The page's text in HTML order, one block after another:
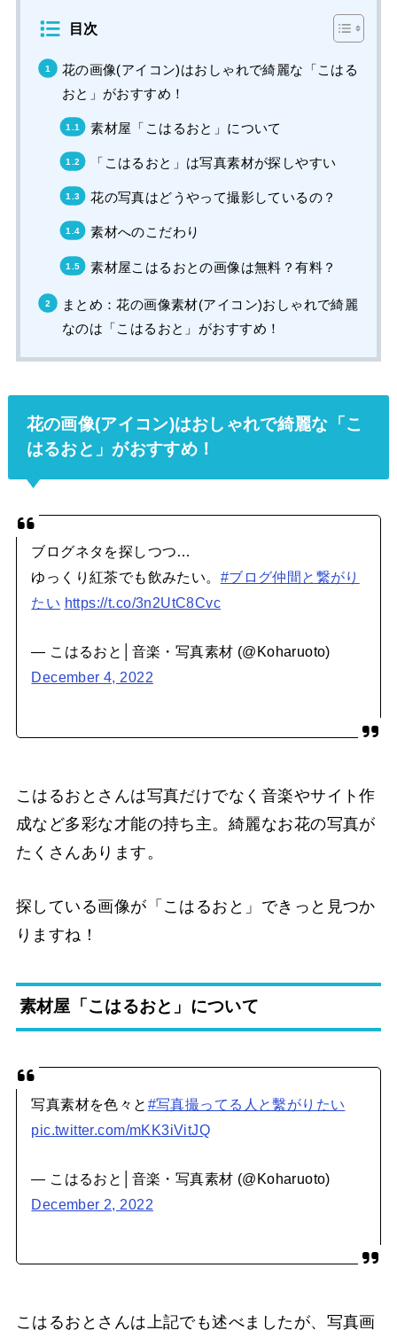
目次
花の画像(アイコン)はおしゃれで綺麗な「こはる
おと」がおすすめ！
素材屋「こはるおと」について
「こはるおと」は写真素材が探しやすい
花の写真はどうやって撮影しているの？
素材へのこだわり
素材屋こはるおとの画像は無料？有料？
まとめ：花の画像素材(アイコン)おしゃれで綺麗
なのは「こはるおと」がおすすめ！
花の画像(アイコン)はおしゃれで綺麗な「こ
はるおと」がおすすめ！
ブログネタを探しつつ…
ゆっくり紅茶でも飲みたい。 #ブログ仲間と繋がり
たい https://t.co/3n2UtC8Cvc
— こはるおと│音楽・写真素材 (@Koharuoto)
December 4, 2022
こはるおとさんは写真だけでなく音楽やサイト作
成など多彩な才能の持ち主。綺麗なお花の写真が
たくさんあります。
探している画像が「こはるおと」できっと見つか
りますね！
素材屋「こはるおと」について
写真素材を色々と #写真撮ってる人と繫がりたい
pic.twitter.com/mKK3iVitJQ
— こはるおと│音楽・写真素材 (@Koharuoto)
December 2, 2022
こはるおとさんは上記でも述べましたが、写真画